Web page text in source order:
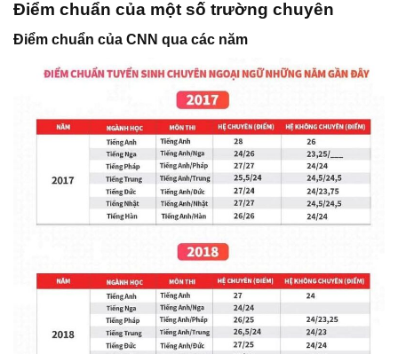
Điểm chuẩn của một số trường chuyên
Điểm chuẩn của CNN qua các năm